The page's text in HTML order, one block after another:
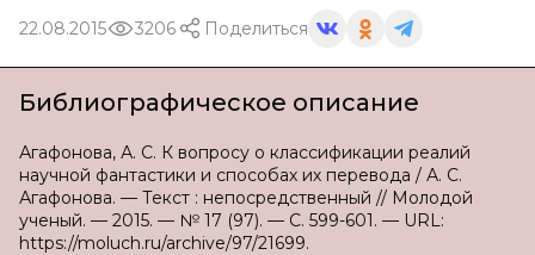
22.08.2015 3206 Поделиться
Библиографическое описание
Агафонова, А. С. К вопросу о классификации реалий
научной фантастики и способах их перевода / А. С.
Агафонова. — Текст : непосредственный // Молодой
ученый. — 2015. — № 17 (97). — С. 599-601. — URL:
https://moluch.ru/archive/97/21699.